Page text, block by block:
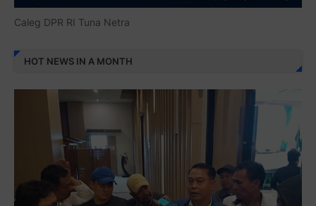
Caleg DPR RI Tuna Netra
HOT NEWS IN A MONTH